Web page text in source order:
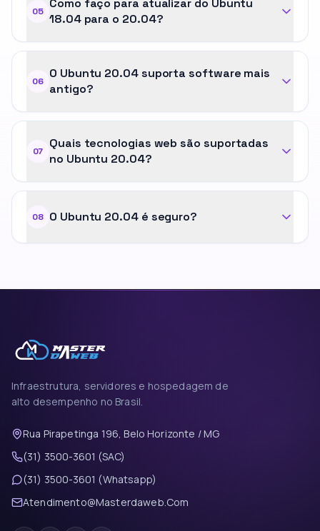
05
Como faço para atualizar do Ubuntu
18.04 para o 20.04?
06
O Ubuntu 20.04 suporta software mais
antigo?
07
Quais tecnologias web são suportadas
no Ubuntu 20.04?
08 O Ubuntu 20.04 é seguro?
Infraestrutura, servidores e hospedagem de
alto desempenho no Brasil.
Rua Pirapetinga 196, Belo Horizonte / MG
(31) 3500-3601 (SAC)
(31) 3500-3601 (Whatsapp)
Atendimento@Masterdaweb.Com